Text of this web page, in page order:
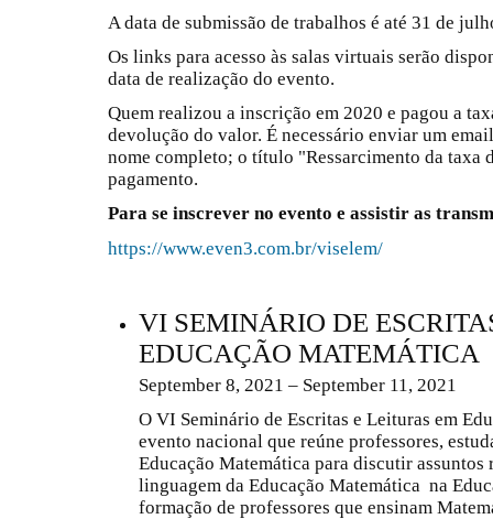
A data de submissão de trabalhos é até 31 de
Os links para acesso às salas virtuais serão
data de realização do evento.
Quem realizou a inscrição em 2020 e pagou a
devolução do valor. É necessário enviar um
nome completo; o título "Ressarcimento da taxa
pagamento.
Para se inscrever no evento e assistir as
https://www.even3.com.br/viselem/
VI SEMINÁRIO DE
EDUCAÇÃO MATEMÁTICA
September 8, 2021 – September 11, 2021
O VI Seminário de Escritas e Leituras em
evento nacional que reúne professores,
Educação Matemática para discutir
linguagem da Educação Matemática na
formação de professores que ensinam